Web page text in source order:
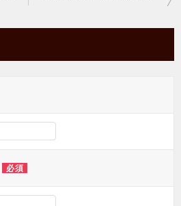
必須